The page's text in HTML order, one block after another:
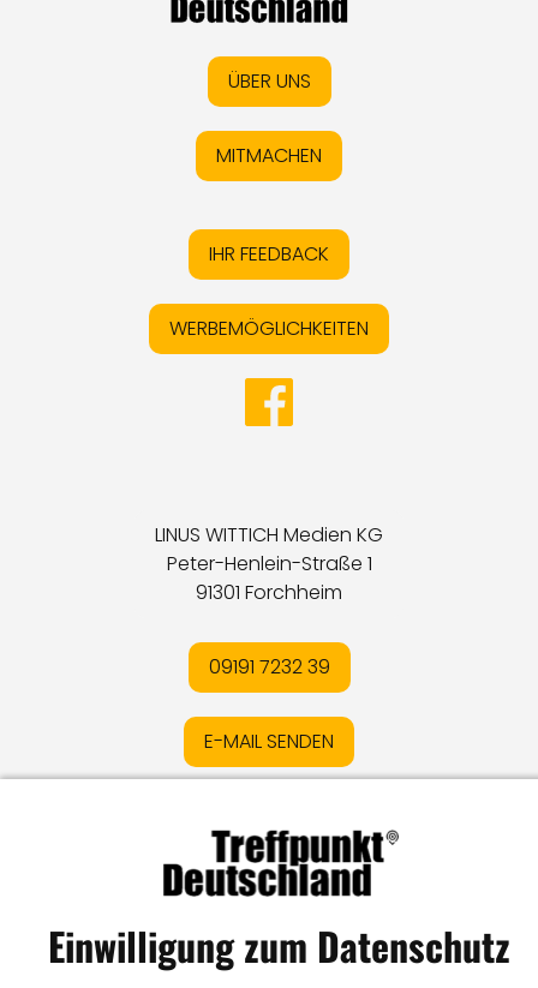
ÜBER UNS
MITMACHEN
IHR FEEDBACK
WERBEMÖGLICHKEITEN
LINUS WITTICH Medien KG
Peter-Henlein-Straße 1
91301 Forchheim
09191 7232 39
E-MAIL SENDEN
DatenschutzIOnline-Streitschlichtung
MediadatenIKontakt IVertrag widerrufen
© LW Medien GmbH
Einwilligung zum Datenschutz